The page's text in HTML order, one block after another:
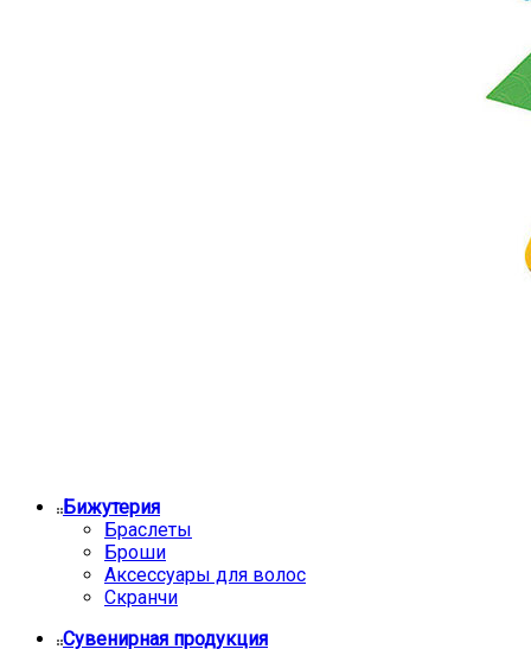
Бижутерия
Браслеты
Броши
Аксессуары для волос
Скранчи
Сувенирная продукция